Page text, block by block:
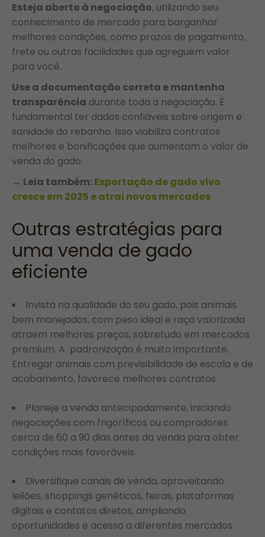
Esteja aberto à negociação, utilizando seu
conhecimento de mercado para barganhar
melhores condições, como prazos de pagamento,
frete ou outras facilidades que agreguem valor
para você.
Use a documentação correta e mantenha
transparência durante toda a negociação. É
fundamental ter dados confiáveis sobre origem e
sanidade do rebanho. Isso viabiliza contratos
melhores e bonificações que aumentam o valor de
venda do gado.
→ Leia também:Exportação de gado vivo
cresce em 2025 e atrai novos mercados
Outras estratégias para
uma venda de gado
eficiente
Invista na qualidade do seu gado, pois animais
bem manejados, com peso ideal e raça valorizada
atraem melhores preços, sobretudo em mercados
premium. A padronização é muito importante.
Entregar animais com previsibilidade de escala e de
acabamento, favorece melhores contratos.
Planeje a venda antecipadamente, iniciando
negociações com frigoríficos ou compradores
cerca de 60 a 90 dias antes da venda para obter
condições mais favoráveis.
Diversifique canais de venda, aproveitando
leilões, shoppings genéticos, feiras, plataformas
digitais e contatos diretos, ampliando
oportunidades e acesso a diferentes mercados.